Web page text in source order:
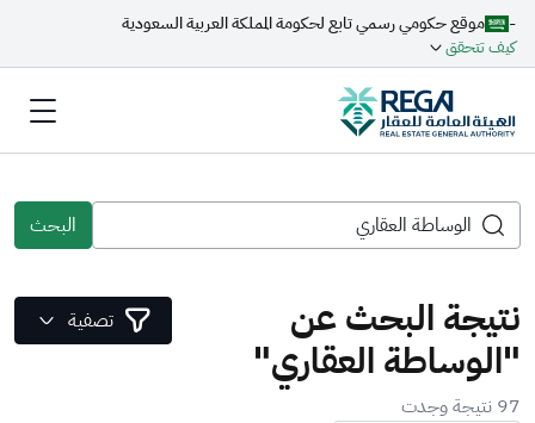
-
موقع حكومي رسمي تابع لحكومة المملكة العربية السعودية
كيف تتحقق
البحث
نتيجة البحث عن
"الوساطة العقاري"
97 نتيجة وجدت
تصفية